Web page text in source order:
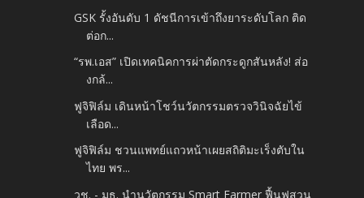
GSK รั้งอันดับ 1 ดัชนีการเข้าถึงยาระดับโลก ติด
ต่อก...
“รพ.เอส” เปิดเทคนิคการผ่าตัดกระดูกสันหลัง! ส่อ
งกล้...
ฟูจิฟิล์ม เดินหน้าโชว์นวัตกรรมตรวจวินิจฉัยไข้
เลือด...
ฟูจิฟิล์ม ชวนแพทย์แถวหน้าเผยสถิติมะเร็งตับใน
ไทย พร...
วช. - มธ. นำนวัตกรรม Smart Farmer ฟื้นฟูสวน